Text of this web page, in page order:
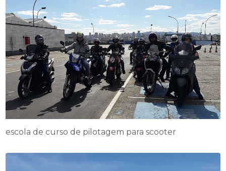
escola de curso de pilotagem para scooter